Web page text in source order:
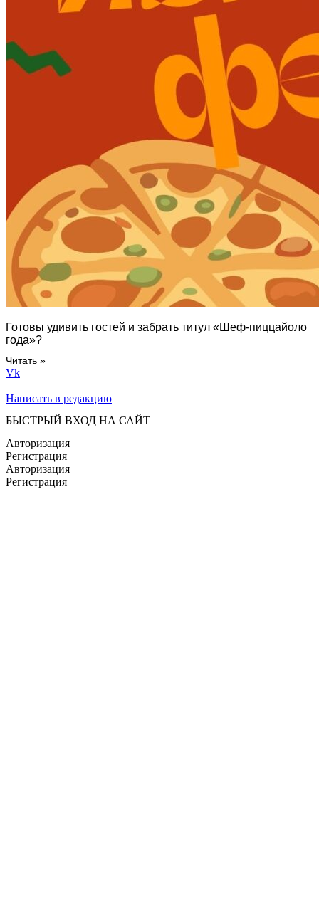
Готовы удивить гостей и забрать титул «Шеф-пиццайоло
года»?
Читать »
Vk
Написать в редакцию
БЫСТРЫЙ ВХОД НА САЙТ
Авторизация
Регистрация
Авторизация
Регистрация